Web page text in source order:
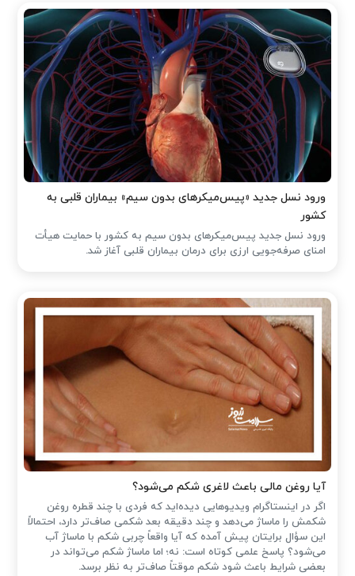
ورود نسل جدید «پیس‌میکرهای بدون سیم» بیماران قلبی به
کشور
ورود نسل جدید پیس‌میکرهای بدون سیم به کشور با حمایت هیأت
امنای صرفه‌جویی ارزی برای درمان بیماران قلبی آغاز شد.
آیا روغن مالی باعث لاغری شکم می‌شود؟
اگر در اینستاگرام ویدیوهایی دیده‌اید که فردی با چند قطره روغن
شکمش را ماساژ می‌دهد و چند دقیقه بعد شکمی صاف‌تر دارد، احتمالاً
این سؤال برایتان پیش آمده که آیا واقعاً چربی شکم با ماساژ آب
می‌شود؟ پاسخ علمی کوتاه است: نه؛ اما ماساژ شکم می‌تواند در
بعضی شرایط باعث شود شکم موقتاً صاف‌تر به نظر برسد.